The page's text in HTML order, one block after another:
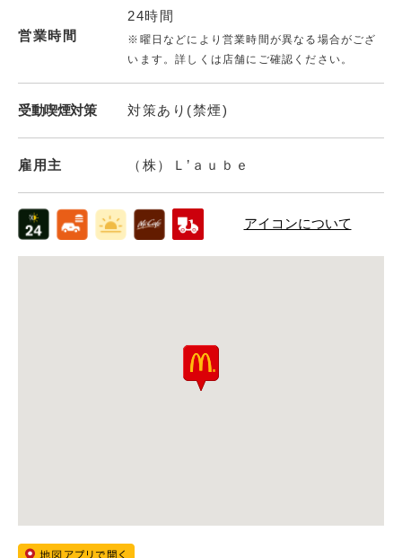
営業時間
24時間
※曜日などにより営業時間が異なる場合がござ
います。詳しくは店舗にご確認ください。
受動喫煙対策 対策あり(禁煙)
雇用主 （株）Ｌ’ａｕｂｅ
アイコンについて